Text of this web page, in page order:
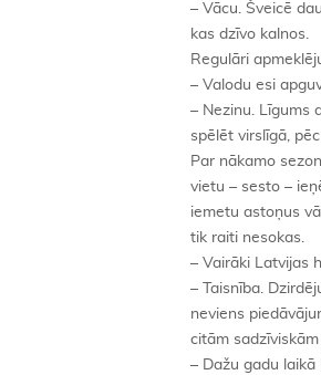
– Vācu. Šveicē
kas dzīvo kalnos.
Regulāri
– Valodu esi
– Nezinu. Līgums
spēlēt virslīgā,
Par nākamo
vietu – sesto –
iemetu astoņus
tik raiti nesokas.
– Vairāki Latvijas
– Taisnība.
neviens
citām
– Dažu gadu